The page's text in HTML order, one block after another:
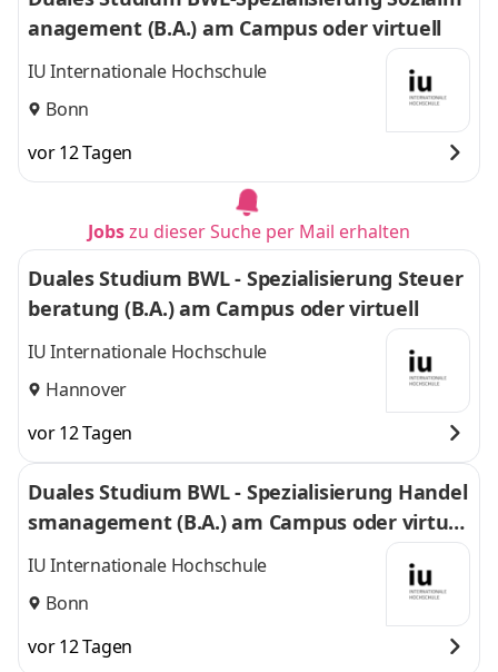
anagement (B.A.) am Campus oder virtuell
IU Internationale Hochschule
Bonn
vor 12 Tagen
Jobszu dieser Suche per Mail erhalten
Duales Studium BWL - Spezialisierung Steuer
beratung (B.A.) am Campus oder virtuell
IU Internationale Hochschule
Hannover
vor 12 Tagen
Duales Studium BWL - Spezialisierung Handel
smanagement (B.A.) am Campus oder virtuel
l
IU Internationale Hochschule
Bonn
vor 12 Tagen